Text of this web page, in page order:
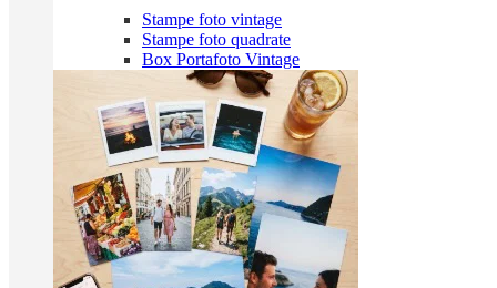
Stampe foto vintage
Stampe foto quadrate
Box Portafoto Vintage